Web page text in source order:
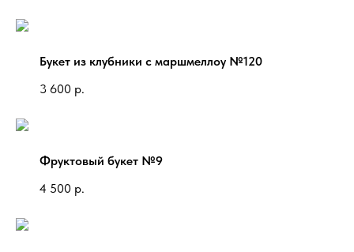
Букет из клубники с маршмеллоу №120
3 600 р.
Фруктовый букет №9
4 500 р.